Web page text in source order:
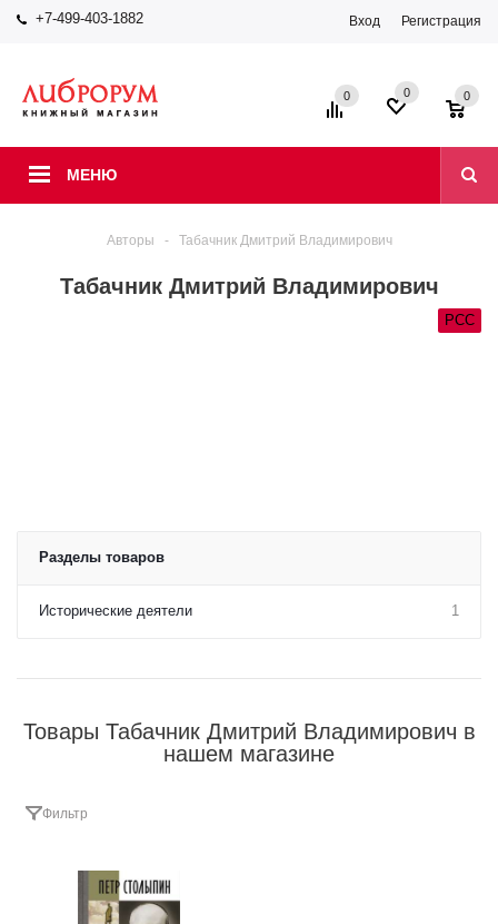
+7-499-403-1882 Вход Регистрация
МЕНЮ
0 0 0
Авторы - Табачник Дмитрий Владимирович
Табачник Дмитрий Владимирович
РСС
Разделы товаров
Исторические деятели 1
Товары Табачник Дмитрий Владимирович в
нашем магазине
Фильтр